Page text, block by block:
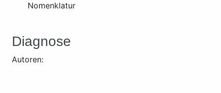
Nomenklatur
Diagnose
Autoren: